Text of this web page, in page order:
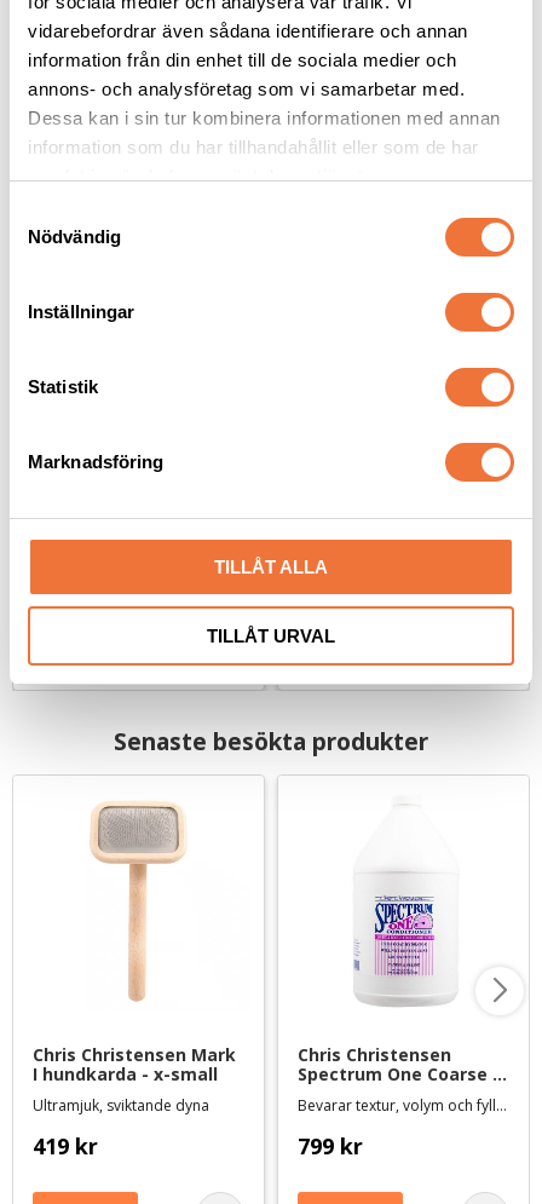
vidarebefordrar även sådana identifierare och annan
information från din enhet till de sociala medier och
annons- och analysföretag som vi samarbetar med.
Dessa kan i sin tur kombinera informationen med annan
information som du har tillhandahållit eller som de har
samlat in när du har använt deras tjänster.
Nödvändig
Inställningar
Statistik
Marknadsföring
TILLÅT ALLA
TILLÅT URVAL
balsamspray - 390 ml
Spraybalsam för konditionering, finish och tovutredning
Dogman bajspåsar
pack - Lila
22,5 x 28 cm
29
Senaste besökta produkter
Chris Christensen Mark
I hundkarda - x-small
Ultramjuk, sviktande dyna
419 kr
Chris Christensen
Spectrum One Coarse
3,8 liter
Bevarar textur, volym och fyllighet
799 kr